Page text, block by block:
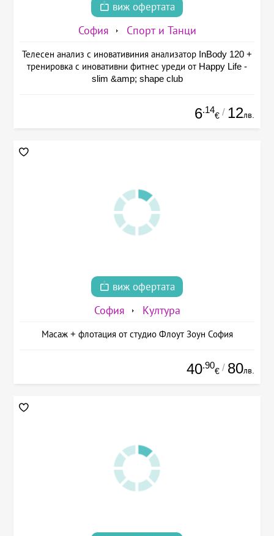
виж офертата
София Спорт и Танци
Телесен анализ с иновативиния анализатор InBody 120 +
тренировка с иновативни фитнес уреди от Happy Life -
slim &amp; shape club
6.14
€ / 12лв.
виж офертата
София Култура
Масаж + флотация от студио Флоут Зоун София
40.90
€ / 80лв.